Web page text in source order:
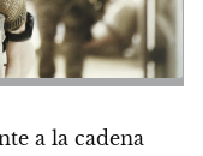
a la cadena